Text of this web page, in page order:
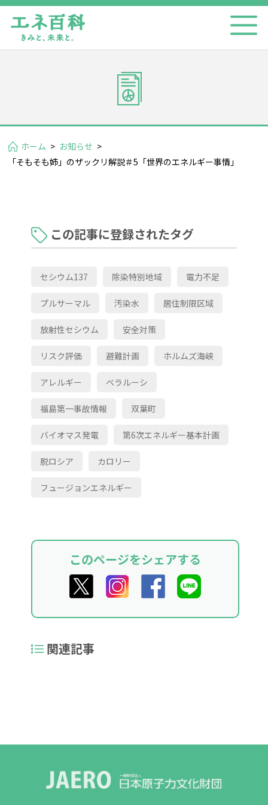
ホーム > お知らせ >
「そもそも姉」のザックリ解説＃5「世界のエネルギー事情」
この記事に登録されたタグ
セシウム137 除染特別地域 電力不足
プルサーマル 汚染水 居住制限区域
放射性セシウム 安全対策
リスク評価 避難計画 ホルムズ海峡
アレルギー ベラルーシ
福島第一事故情報 双葉町
バイオマス発電 第6次エネルギー基本計画
脱ロシア カロリー
フュージョンエネルギー
このページをシェアする
関連記事